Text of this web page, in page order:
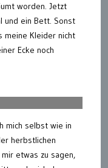
worden. Jetzt
und ein Bett. Sonst
meine Kleider nicht
Ecke noch
mich selbst wie in
herbstlichen
etwas zu sagen,